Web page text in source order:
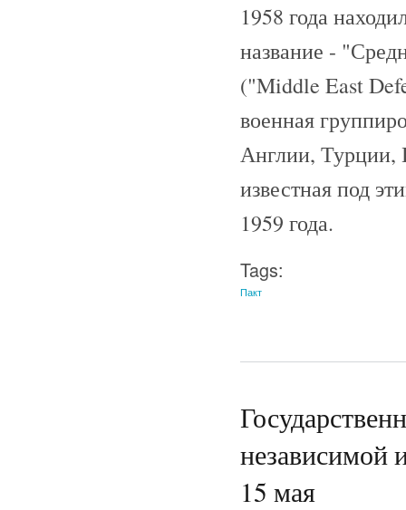
1958 года
название -
("Middle East
военная
Англии, Турции,
известная под
1959 года.
Tags:
Пакт
независимой
15 мая